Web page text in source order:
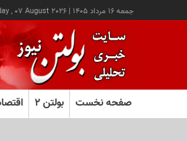
جمعه ۱۶ مرداد ۱۴۰۵ |
, 07 August 2026
صفحه نخست بولتن ۲